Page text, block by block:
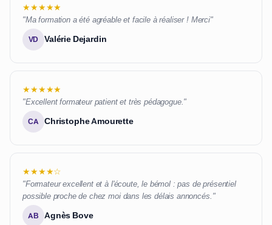
★★★★★
"Ma formation a été agréable et facile à réaliser ! Merci"
VD Valérie Dejardin
★★★★★
"Excellent formateur patient et très pédagogue."
CA Christophe Amourette
★★★★☆
"Formateur excellent et à l'écoute, le bémol : pas de présentiel
possible proche de chez moi dans les délais annoncés."
AB Agnès Bove